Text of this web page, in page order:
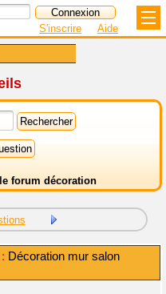
S'inscrire Aide
forum décoration
Décoration mur salon